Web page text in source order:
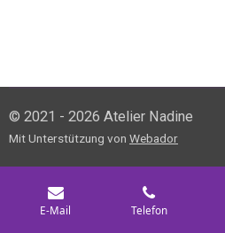
© 2021 - 2026 Atelier Nadine
Mit Unterstützung von Webador
E-Mail Telefon